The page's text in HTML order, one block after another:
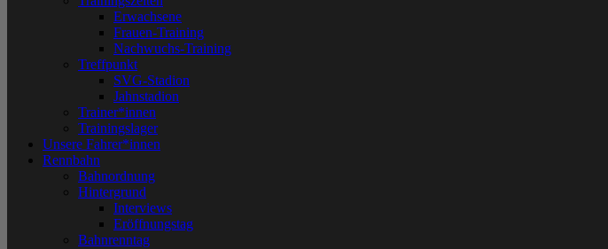
Erwachsene
Frauen-Training
Nachwuchs-Training
Treffpunkt
SVG-Stadion
Jahnstadion
Trainer*innen
Trainingslager
Unsere Fahrer*innen
Rennbahn
Bahnordnung
Hintergrund
Interviews
Eröffnungstag
Bahnrenntag